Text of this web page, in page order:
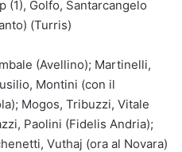
(1), Golfo, Santarcangelo
(Turris)
(Avellino); Martinelli,
Montini (con il
Mogos, Tribuzzi, Vitale
Paolini (Fidelis Andria);
Vuthaj (ora al Novara)